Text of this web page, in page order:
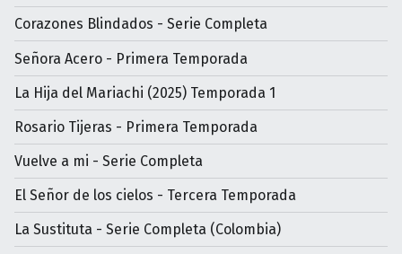
Corazones Blindados - Serie Completa
Señora Acero - Primera Temporada
La Hija del Mariachi (2025) Temporada 1
Rosario Tijeras - Primera Temporada
Vuelve a mi - Serie Completa
El Señor de los cielos - Tercera Temporada
La Sustituta - Serie Completa (Colombia)